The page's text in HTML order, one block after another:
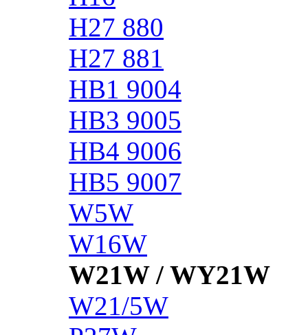
H27 880
H27 881
HB1 9004
HB3 9005
HB4 9006
HB5 9007
W5W
W16W
W21W / WY21W
W21/5W